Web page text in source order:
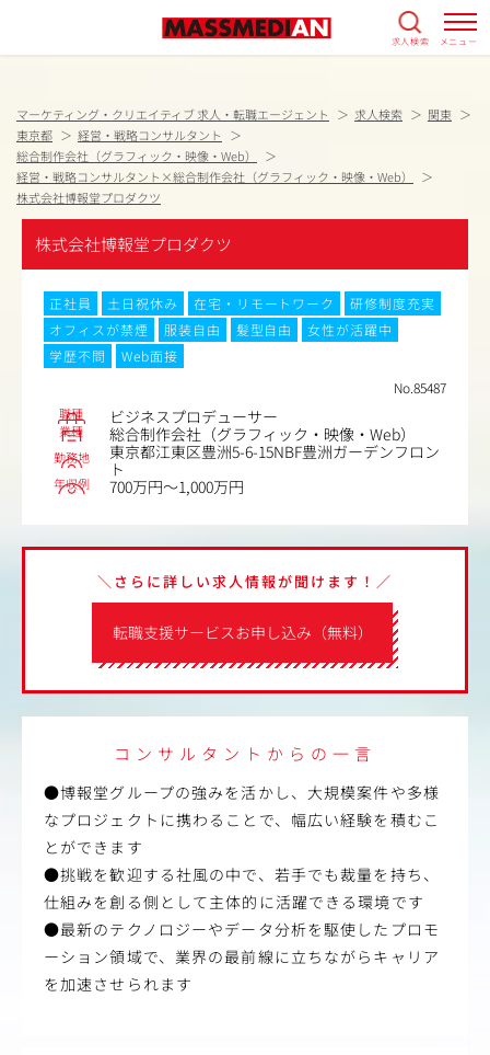
求人検索 メニュー
マーケティング・クリエイティブ 求人・転職エージェント 求人検索
関東
東京都
経営・戦略コンサルタント
総合制作会社（グラフィック・映像・Web）
経営・戦略コンサルタント×総合制作会社（グラフィック・映像・Web）
株式会社博報堂プロダクツ
株式会社博報堂プロダクツ
正社員 土日祝休み 在宅・リモートワーク
研修制度充実
オフィスが禁煙
服装自由 髪型自由
女性が活躍中
学歴不問
Web面接
No.85487
職種 ビジネスプロデューサー
業種 総合制作会社（グラフィック・映像・Web）
勤務地
東京都江東区豊洲5-6-15NBF豊洲ガーデンフロン
ト
年収例 700万円～1,000万円
転職支援サービスお申し込み（無料）
＼さらに詳しい求人情報が聞けます！／
コンサルタントからの一言
●博報堂グループの強みを活かし、大規模案件や多様
なプロジェクトに携わることで、幅広い経験を積むこ
とができます
●挑戦を歓迎する社風の中で、若手でも裁量を持ち、
仕組みを創る側として主体的に活躍できる環境です
●最新のテクノロジーやデータ分析を駆使したプロモ
ーション領域で、業界の最前線に立ちながらキャリア
を加速させられます